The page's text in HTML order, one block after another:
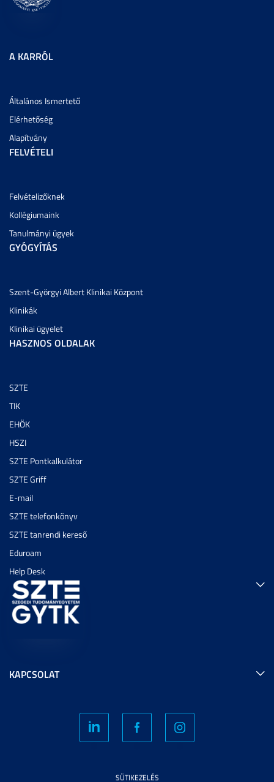
A KARRÓL
Általános Ismertető
Elérhetőség
Alapítvány
FELVÉTELI
Felvételizőknek
Kollégiumaink
Tanulmányi ügyek
GYÓGYÍTÁS
Szent-Györgyi Albert Klinikai Központ
Klinikák
Klinikai ügyelet
HASZNOS OLDALAK
SZTE
TIK
EHÖK
HSZI
SZTE Pontkalkulátor
SZTE Griff
E-mail
SZTE telefonkönyv
SZTE tanrendi kereső
Eduroam
Help Desk
KAPCSOLAT
SÜTIKEZELÉS